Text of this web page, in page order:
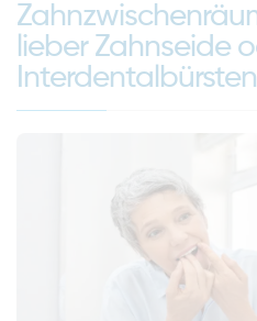
lieber Zahnseide